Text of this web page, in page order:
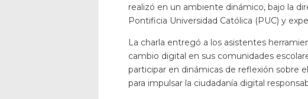
realizó en un ambiente dinámico, bajo la
Pontificia Universidad Católica (PUC) y
La charla entregó a los asistentes
cambio digital en sus comunidades
participar en dinámicas de reflexión sobre
para impulsar la ciudadanía digital